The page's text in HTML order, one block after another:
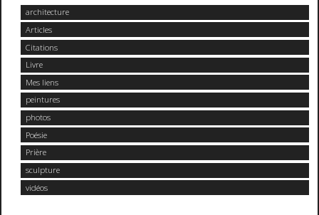
architecture
Articles
Citations
Livre
Mes liens
peintures
photos
Poésie
Prière
sculpture
vidéos